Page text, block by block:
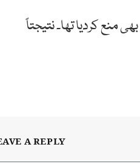
منع کردیا تھا۔ نتیجتاً
A REPLY